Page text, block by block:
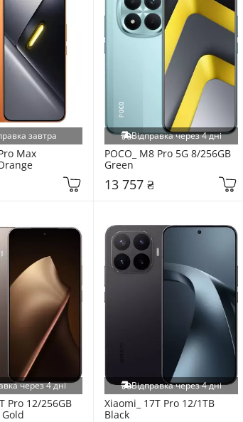
завтра
Max
Відправка через 4 дні
POCO_ M8 Pro 5G 8/256GB
Green
13 757 ₴
через 4 дні
Pro 12/256GB
Відправка через 4 дні
Xiaomi_ 17T Pro 12/1TB
Black